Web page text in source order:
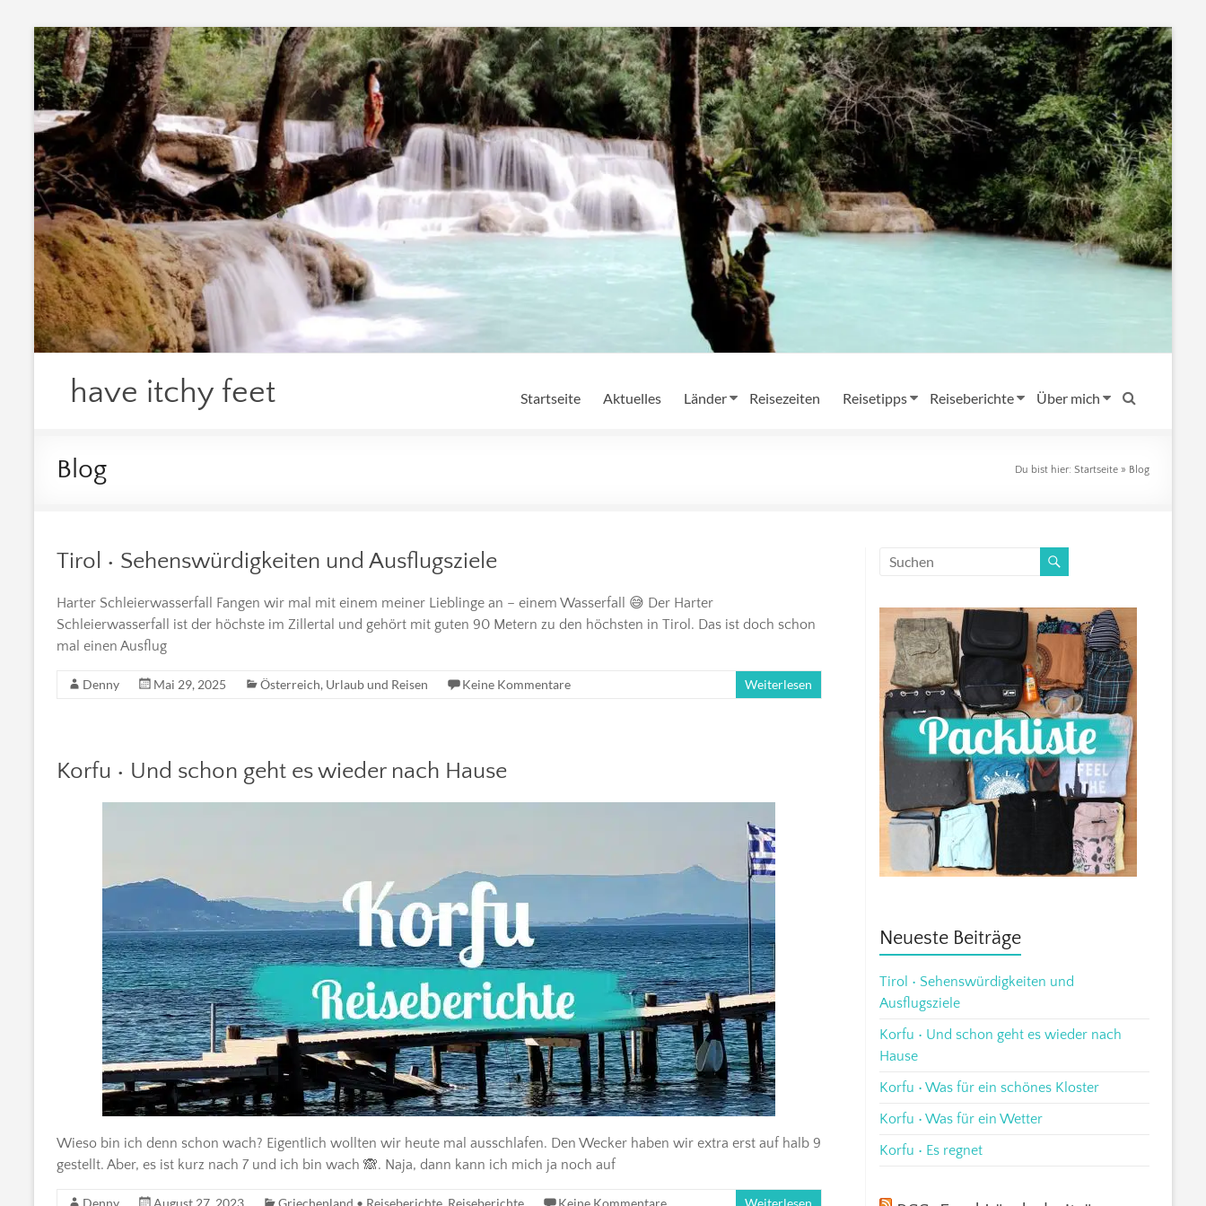
Zum
Inhalt
springen
have itchy feet Startseite Aktuelles Länder Reisezeiten Reisetipps Reiseberichte Über mich
Blog Du bist hier: Startseite » Blog
Tirol • Sehenswürdigkeiten und Ausflugsziele
Harter Schleierwasserfall Fangen wir mal mit einem meiner Lieblinge an – einem Wasserfall 😅 Der Harter
Schleierwasserfall ist der höchste im Zillertal und gehört mit guten 90 Metern zu den höchsten in Tirol. Das ist doch schon
mal einen Ausflug
Denny Mai 29, 2025 Österreich, Urlaub und Reisen Keine Kommentare Weiterlesen
Korfu • Und schon geht es wieder nach Hause
Wieso bin ich denn schon wach? Eigentlich wollten wir heute mal ausschlafen. Den Wecker haben wir extra erst auf halb 9
gestellt. Aber, es ist kurz nach 7 und ich bin wach 🙈. Naja, dann kann ich mich ja noch auf
Denny August 27, 2023 Griechenland • Reiseberichte Reiseberichte Keine Kommentare Weiterlesen
Neueste Beiträge
Tirol • Sehenswürdigkeiten und
Ausflugsziele
Korfu • Und schon geht es wieder nach
Hause
Korfu • Was für ein schönes Kloster
Korfu • Was für ein Wetter
Korfu • Es regnet